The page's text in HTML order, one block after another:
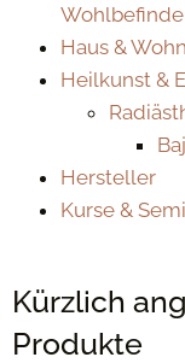
Haus &
Heilkunst &
Hersteller
Kurse &
Kürzlich
Produkte